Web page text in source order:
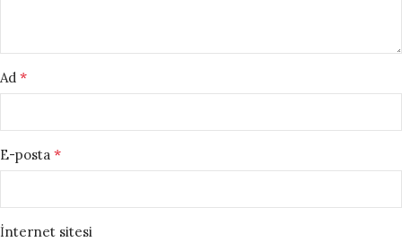
Ad *
E-posta *
İnternet sitesi